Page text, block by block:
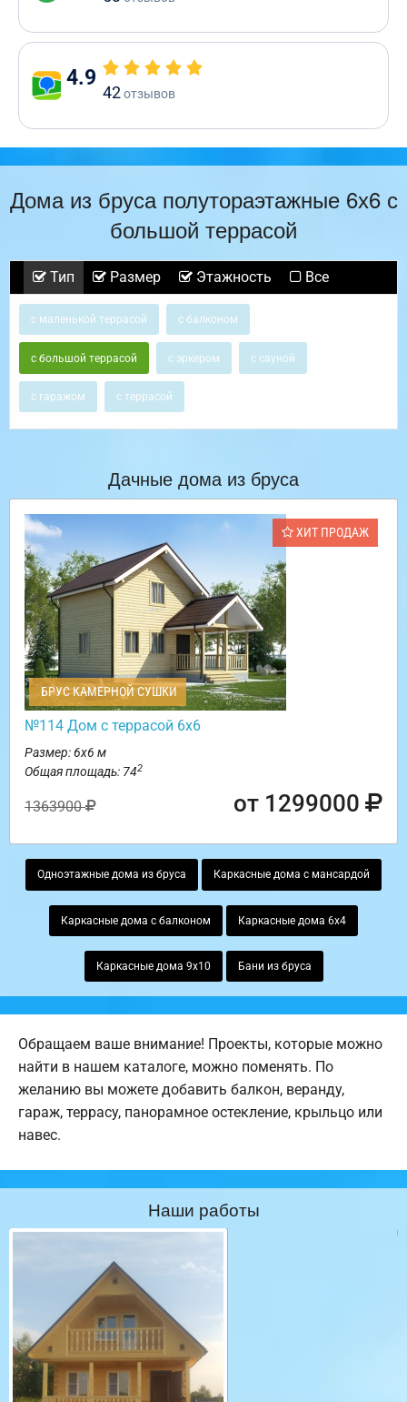
4.9
42отзывов
Дома из бруса полутораэтажные 6х6 с
большой террасой
Тип Размер Этажность Все
с маленькой террасой с балконом
с большой террасой с эркером с сауной
с гаражом с террасой
Дачные дома из бруса
ХИТ ПРОДАЖ
БРУС КАМЕРНОЙ СУШКИ
№114 Дом с террасой 6х6
Размер: 6х6 м
Общая площадь: 742
1363900 от 1299000
Одноэтажные дома из бруса Каркасные дома с мансардой
Каркасные дома с балконом Каркасные дома 6х4
Каркасные дома 9х10 Бани из бруса
Обращаем ваше внимание! Проекты, которые можно
найти в нашем каталоге, можно поменять. По
желанию вы можете добавить балкон, веранду,
гараж, террасу, панорамное остекление, крыльцо или
навес.
Наши работы